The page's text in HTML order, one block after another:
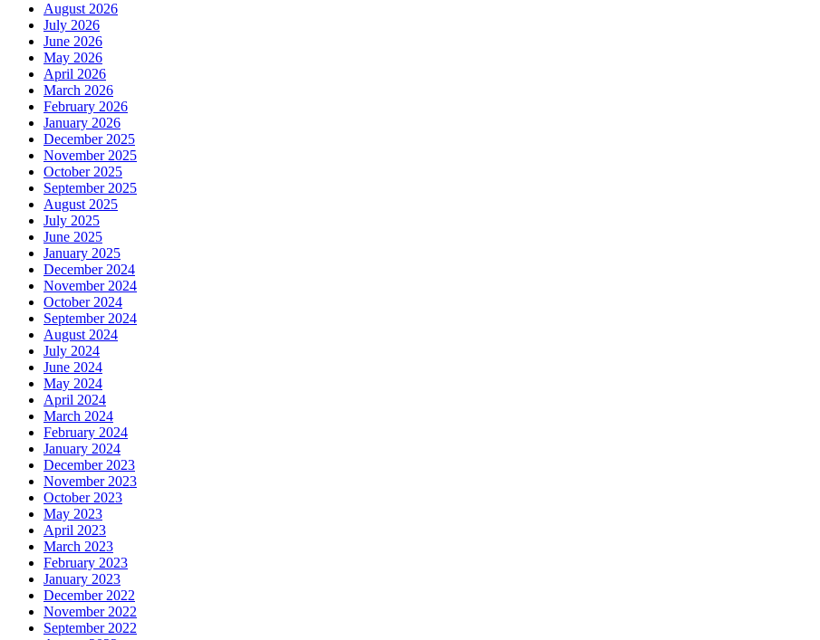
August 2026
July 2026
June 2026
May 2026
April 2026
March 2026
February 2026
January 2026
December 2025
November 2025
October 2025
September 2025
August 2025
July 2025
June 2025
January 2025
December 2024
November 2024
October 2024
September 2024
August 2024
July 2024
June 2024
May 2024
April 2024
March 2024
February 2024
January 2024
December 2023
November 2023
October 2023
May 2023
April 2023
March 2023
February 2023
January 2023
December 2022
November 2022
September 2022